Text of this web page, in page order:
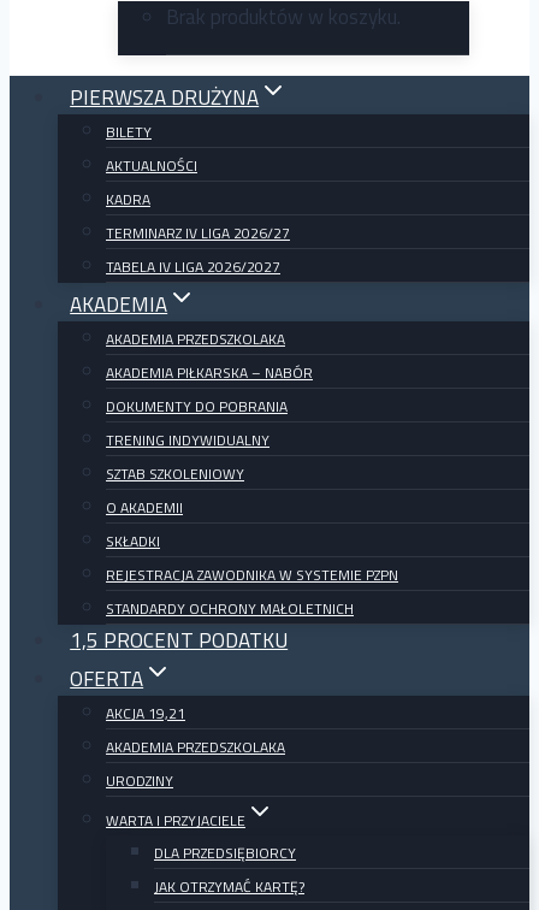
Brak produktów w koszyku.
PIERWSZA DRUŻYNA
BILETY
AKTUALNOŚCI
KADRA
TERMINARZ IV LIGA 2026/27
TABELA IV LIGA 2026/2027
AKADEMIA
AKADEMIA PRZEDSZKOLAKA
AKADEMIA PIŁKARSKA – NABÓR
DOKUMENTY DO POBRANIA
TRENING INDYWIDUALNY
SZTAB SZKOLENIOWY
O AKADEMII
SKŁADKI
REJESTRACJA ZAWODNIKA W SYSTEMIE PZPN
STANDARDY OCHRONY MAŁOLETNICH
1,5 PROCENT PODATKU
OFERTA
AKCJA 19,21
AKADEMIA PRZEDSZKOLAKA
URODZINY
WARTA I PRZYJACIELE
DLA PRZEDSIĘBIORCY
JAK OTRZYMAĆ KARTĘ?